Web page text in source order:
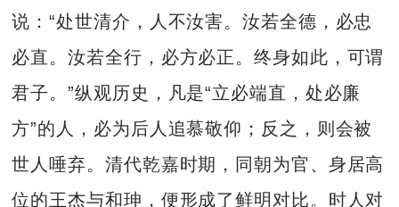
说：“处世清介，人不汝害。汝若全德，必忠
必直。汝若全行，必方必正。终身如此，可谓
君子。”纵观历史，凡是“立必端直，处必廉
方”的人，必为后人追慕敬仰；反之，则会被
世人唾弃。清代乾嘉时期，同朝为官、身居高
位的王杰与和珅，便形成了鲜明对比。时人对